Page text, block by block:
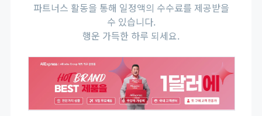
파트너스 활동을 통해 일정액의 수수료를 제공받을
수 있습니다.
행운 가득한 하루 되세요.